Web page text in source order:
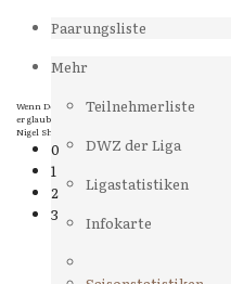
Wenn Dein Gegner Dir ein Remis anbietet,
er glaubt schlechter zu stehen.
Nigel Short
0
1
2
3
Paarungsliste
Mehr
Teilnehmerliste
DWZ der Liga
Ligastatistiken
Infokarte